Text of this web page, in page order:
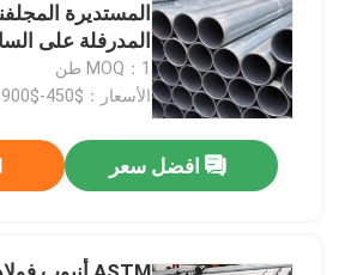
المستديرة
المدرفلة على
MOQ：1 طن
الأسعار：$450-$900
افضل سعر